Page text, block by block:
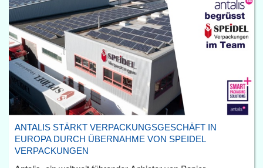
ANTALIS STÄRKT VERPACKUNGSGESCHÄFT IN
EUROPA DURCH ÜBERNAHME VON SPEIDEL
VERPACKUNGEN